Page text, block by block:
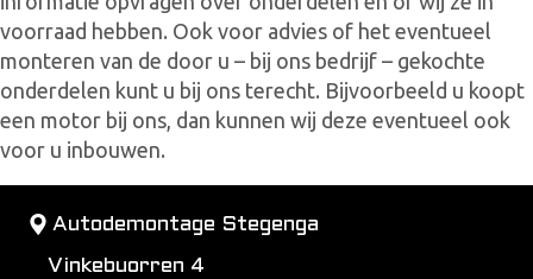
voorraad hebben. Ook voor advies of het eventueel
monteren van de door u – bij ons bedrijf – gekochte
onderdelen kunt u bij ons terecht. Bijvoorbeeld u koopt
een motor bij ons, dan kunnen wij deze eventueel ook
voor u inbouwen.
Autodemontage Stegenga
Vinkebuorren 4